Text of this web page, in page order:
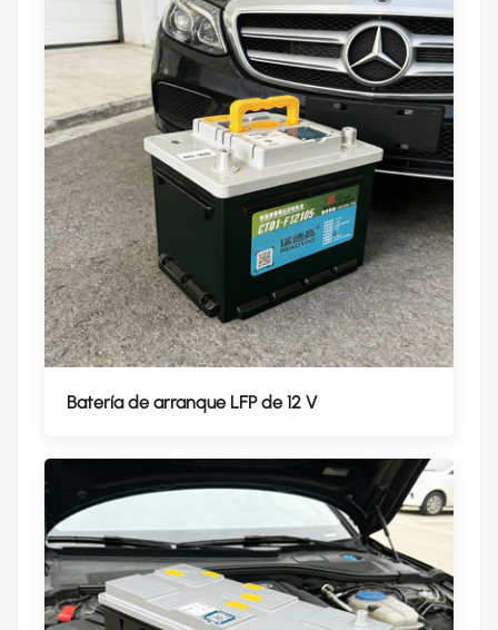
Batería de arranque LFP de 12 V